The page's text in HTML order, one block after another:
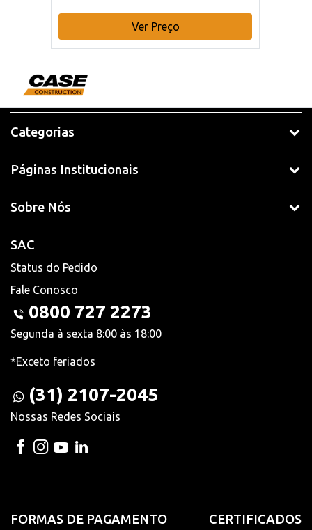
Ver Preço
Categorias
Páginas Institucionais
Sobre Nós
SAC
Status do Pedido
Fale Conosco
0800 727 2273
Segunda à sexta 8:00 às 18:00
*Exceto feriados
(31) 2107-2045
Nossas Redes Sociais
FORMAS DE PAGAMENTO CERTIFICADOS